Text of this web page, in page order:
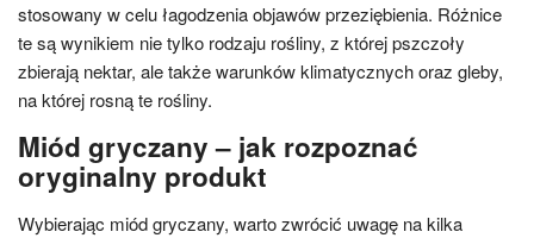
stosowany w celu łagodzenia objawów przeziębienia. Różnice
te są wynikiem nie tylko rodzaju rośliny, z której pszczoły
zbierają nektar, ale także warunków klimatycznych oraz gleby,
na której rosną te rośliny.
Miód gryczany – jak rozpoznać
oryginalny produkt
Wybierając miód gryczany, warto zwrócić uwagę na kilka